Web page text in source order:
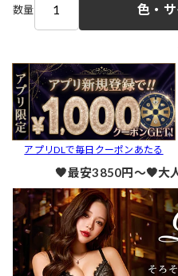
数量 色・
アプリDLで毎日クーポンあたる
🖤最安3850円～🖤大